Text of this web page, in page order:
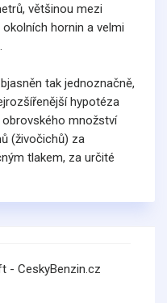
většinou mezi
hornin a velmi
tak jednoznačně,
hypotéza
množství
(živočichů) za
tlakem, za určité
- CeskyBenzin.cz